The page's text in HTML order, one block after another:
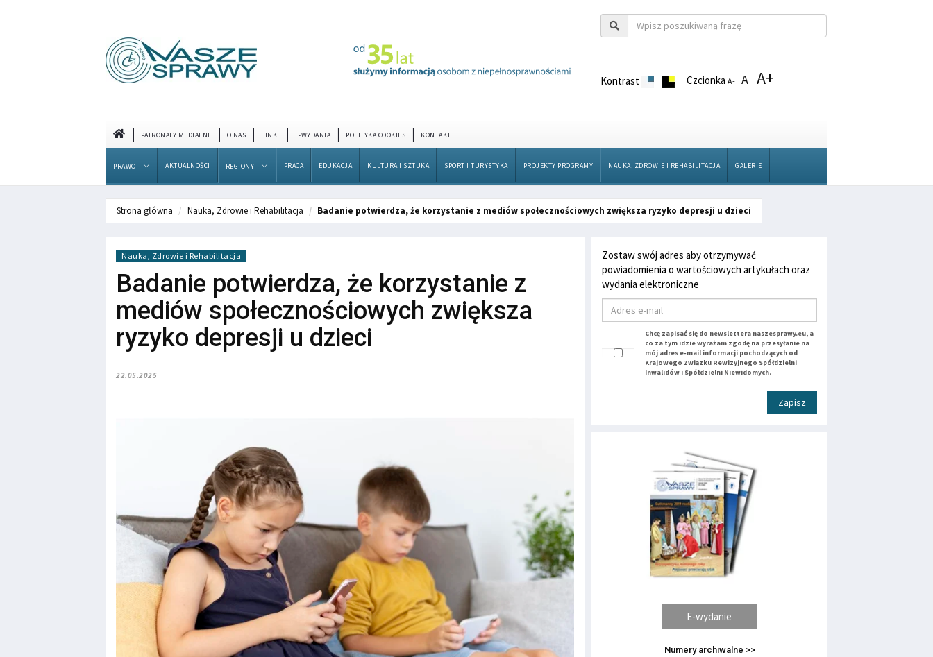
Kontrast CzcionkaA- A A+
PATRONATY MEDIALNE O NAS LINKI E-WYDANIA POLITYKA COOKIES KONTAKT
PRAWO AKTUALNOŚCI REGIONY PRACA EDUKACJA KULTURA I SZTUKA SPORT I TURYSTYKA PROJEKTY PROGRAMY NAUKA, ZDROWIE I REHABILITACJA GALERIE
Strona główna Nauka, Zdrowie i Rehabilitacja Badanie potwierdza, że korzystanie z mediów społecznościowych zwiększa ryzyko depresji u dzieci
Nauka, Zdrowie i Rehabilitacja
Badanie potwierdza, że korzystanie z
mediów społecznościowych zwiększa
ryzyko depresji u dzieci
22.05.2025
Zostaw swój adres aby otrzymywać
powiadomienia o wartościowych artykułach oraz
wydania elektroniczne
Chcę zapisać się do newslettera naszesprawy.eu, a
co za tym idzie wyrażam zgodę na przesyłanie na
mój adres e-mail informacji pochodzących od
Krajowego Związku Rewizyjnego Spółdzielni
Inwalidów i Spółdzielni Niewidomych.
Zapisz
E-wydanie
Numery archiwalne >>